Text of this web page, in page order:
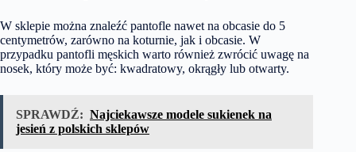
W sklepie można znaleźć pantofle nawet na obcasie do 5
centymetrów, zarówno na koturnie, jak i obcasie. W
przypadku pantofli męskich warto również zwrócić uwagę na
nosek, który może być: kwadratowy, okrągły lub otwarty.
SPRAWDŹ: Najciekawsze modele sukienek na
jesień z polskich sklepów